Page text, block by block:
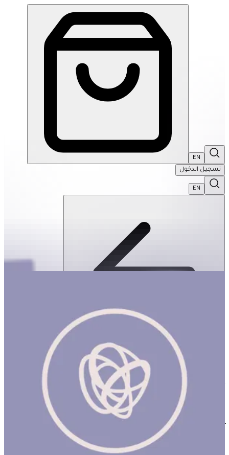
EN
تسجيل الدخول
EN
THRIVE BY MASAR — الفروع
THRIVE BY MASAR — الفروع